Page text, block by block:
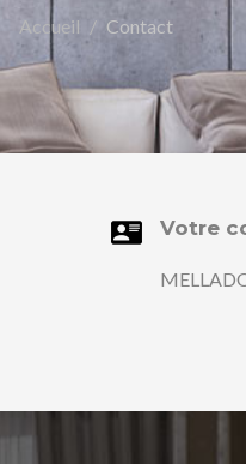
Accueil Contact
Votre